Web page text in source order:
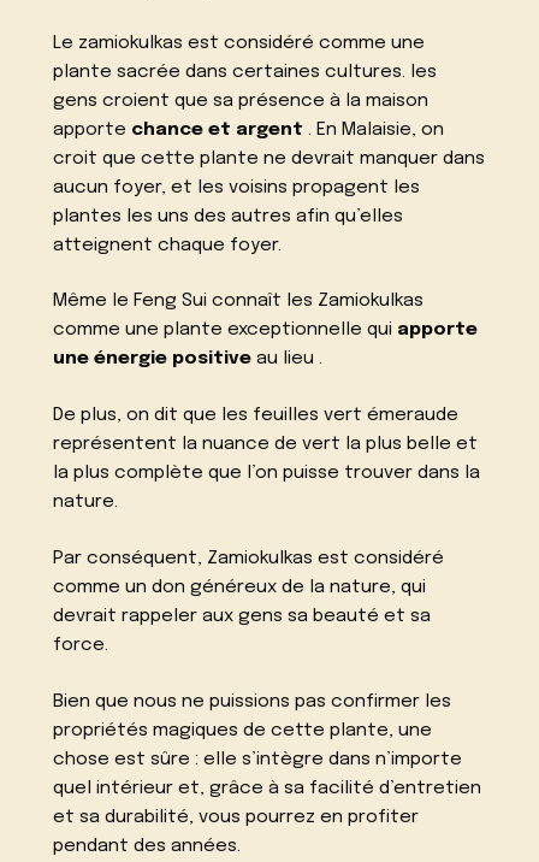
Le zamiokulkas est considéré comme une
plante sacrée dans certaines cultures. les
gens croient que sa présence à la maison
apporte chance et argent . En Malaisie, on
croit que cette plante ne devrait manquer dans
aucun foyer, et les voisins propagent les
plantes les uns des autres afin qu’elles
atteignent chaque foyer.
Même le Feng Sui connaît les Zamiokulkas
comme une plante exceptionnelle qui apporte
une énergie positive au lieu .
De plus, on dit que les feuilles vert émeraude
représentent la nuance de vert la plus belle et
la plus complète que l’on puisse trouver dans la
nature.
Par conséquent, Zamiokulkas est considéré
comme un don généreux de la nature, qui
devrait rappeler aux gens sa beauté et sa
force.
Bien que nous ne puissions pas confirmer les
propriétés magiques de cette plante, une
chose est sûre : elle s’intègre dans n’importe
quel intérieur et, grâce à sa facilité d’entretien
et sa durabilité, vous pourrez en profiter
pendant des années.